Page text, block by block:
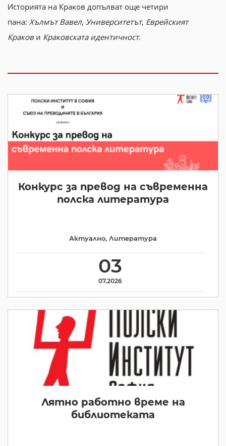
Историята на Краков допълват още четири
пана: Хълмът Вавел, Университетът, Еврейският
Кракови Краковската идентичност.
Конкурс за превод на съвременна
полска литература
03
07.2026
Актуално, Литература
Лятно работно време на
библиотеката